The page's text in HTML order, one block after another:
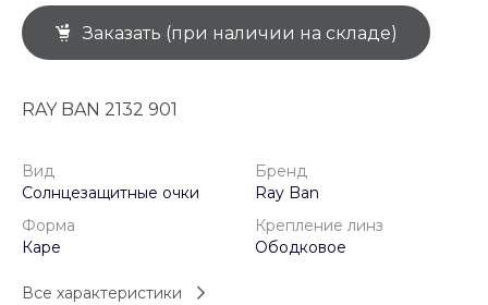
Заказать (при наличии на складе)
RAY BAN 2132 901
Вид
Солнцезащитные очки
Бренд
Ray Ban
Форма
Каре
Крепление линз
Ободковое
Все характеристики